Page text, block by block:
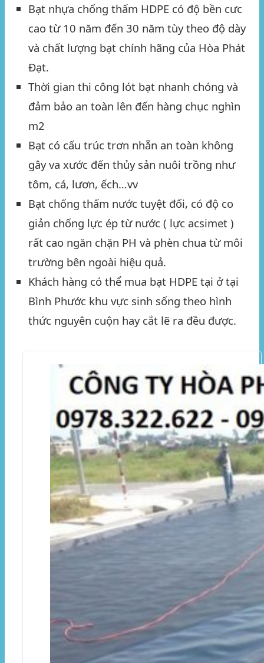
Bạt nhựa chống thấm HDPE có độ bền cưc
cao từ 10 năm đến 30 năm tùy theo độ dày
và chất lượng bạt chính hãng của Hòa Phát
Đạt.
Thời gian thi công lót bạt nhanh chóng và
đảm bảo an toàn lên đến hàng chục nghìn
m2
Bạt có cấu trúc trơn nhẵn an toàn không
gây va xước đến thủy sản nuôi trồng như
tôm, cá, lươn, ếch…vv
Bạt chống thấm nước tuyệt đối, có độ co
giản chống lực ép từ nước ( lực acsimet )
rất cao ngăn chặn PH và phèn chua từ môi
trường bên ngoài hiệu quả.
Khách hàng có thể mua bạt HDPE tại ở tại
Bình Phước khu vực sinh sống theo hình
thức nguyên cuộn hay cắt lẽ ra đều được.